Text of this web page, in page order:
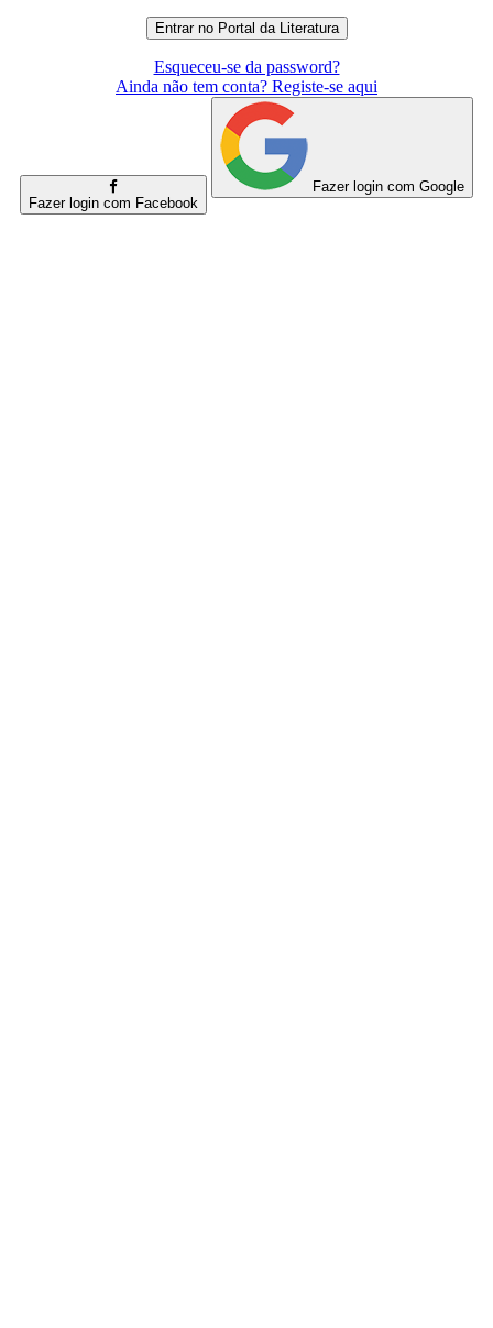
Esqueceu-se da password?
Ainda não tem conta? Registe-se aqui
Fazer login com Facebook
Fazer login com Google